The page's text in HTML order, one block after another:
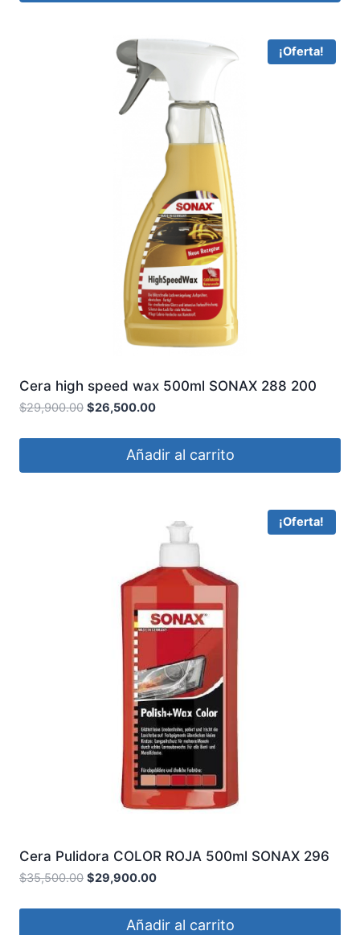
¡Oferta!
Cera high speed wax 500ml SONAX 288 200
$29,900.00 $26,500.00
Añadir al carrito
¡Oferta!
Cera Pulidora COLOR ROJA 500ml SONAX 296
400
$35,500.00 $29,900.00
Añadir al carrito